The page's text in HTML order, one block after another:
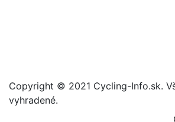
Copyright © 2021 Cycling-Info.sk.
vyhradené.